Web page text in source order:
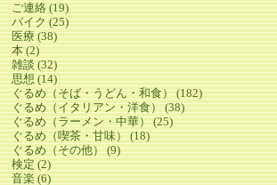
ご連絡 (19)
バイク (25)
医療 (38)
本 (2)
雑談 (32)
思想 (14)
ぐるめ（そば・うどん・和食） (182)
ぐるめ（イタリアン・洋食） (38)
ぐるめ（ラーメン・中華） (25)
ぐるめ（喫茶・甘味） (18)
ぐるめ（その他） (9)
検定 (2)
音楽 (6)